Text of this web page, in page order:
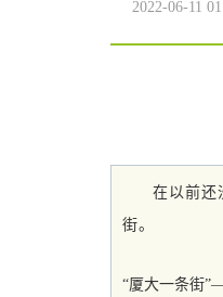
2022-06-11
在以前还
街。
“厦大一条街